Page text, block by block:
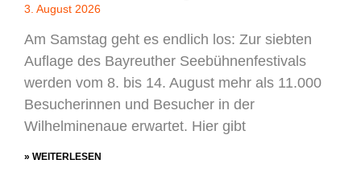
3. August 2026
Am Samstag geht es endlich los: Zur siebten
Auflage des Bayreuther Seebühnenfestivals
werden vom 8. bis 14. August mehr als 11.000
Besucherinnen und Besucher in der
Wilhelminenaue erwartet. Hier gibt
» WEITERLESEN